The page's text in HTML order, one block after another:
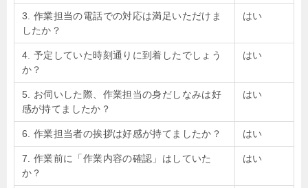
3. 作業担当の電話での対応は満足いただけま
したか？
はい
4. 予定していた時刻通りに到着したでしょう
か？
はい
5. お伺いした際、作業担当の身だしなみは好
感が持てましたか？
はい
6. 作業担当者の挨拶は好感が持てましたか？ はい
7. 作業前に「作業内容の確認」はしていた
か？
はい